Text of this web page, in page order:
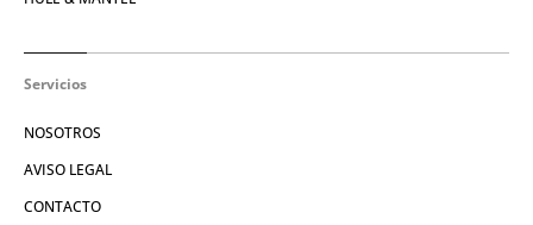
Servicios
NOSOTROS
AVISO LEGAL
CONTACTO